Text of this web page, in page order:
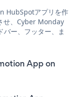
HubSpotアプリを作
せ、Cyber Monday
ー、フッター、ま
App on